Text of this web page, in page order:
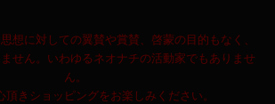
想に対しての翼賛や賞賛、啓蒙の目的もなく、
せん。いわゆるネオナチの活動家でもありませ
ん。
頂きショッピングをお楽しみください。